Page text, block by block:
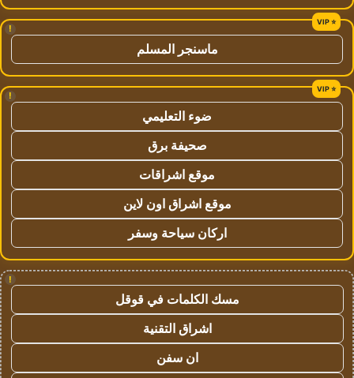
!
ماسنجر المسلم
!
ضوء التعليمي
صحيفة برق
موقع اشراقات
موقع اشراق اون لاين
اركان سياحة وسفر
!
مسك الكلمات في قوقل
اشراق التقنية
ان سفن